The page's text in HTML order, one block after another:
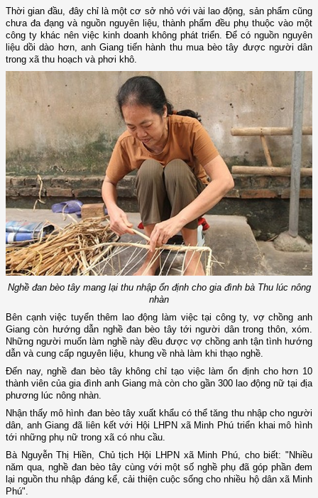
Thời gian đầu, đây chỉ là một cơ sở nhỏ với vài lao động, sản phẩm cũng
chưa đa đạng và nguồn nguyên liệu, thành phẩm đều phụ thuộc vào một
công ty khác nên việc kinh doanh không phát triển. Để có nguồn nguyên
liệu dồi dào hơn, anh Giang tiến hành thu mua bèo tây được người dân
trong xã thu hoạch và phơi khô.
Nghề đan bèo tây mang lại thu nhập ổn định cho gia đình bà Thu lúc nông
nhàn
Bên cạnh việc tuyển thêm lao động làm việc tại công ty, vợ chồng anh
Giang còn hướng dẫn nghề đan bèo tây tới người dân trong thôn, xóm.
Những người muốn làm nghề này đều được vợ chồng anh tận tình hướng
dẫn và cung cấp nguyên liệu, khung về nhà làm khi thạo nghề.
Đến nay, nghề đan bèo tây không chỉ tạo việc làm ổn định cho hơn 10
thành viên của gia đình anh Giang mà còn cho gần 300 lao động nữ tại địa
phương lúc nông nhàn.
Nhận thấy mô hình đan bèo tây xuất khẩu có thể tăng thu nhập cho người
dân, anh Giang đã liên kết với Hội LHPN xã Minh Phú triển khai mô hình
tới những phụ nữ trong xã có nhu cầu.
Bà Nguyễn Thị Hiền, Chủ tịch Hội LHPN xã Minh Phú, cho biết: "Nhiều
năm qua, nghề đan bèo tây cùng với một số nghề phụ đã góp phần đem
lại nguồn thu nhập đáng kể, cải thiện cuộc sống cho nhiều hộ dân xã Minh
Phú".